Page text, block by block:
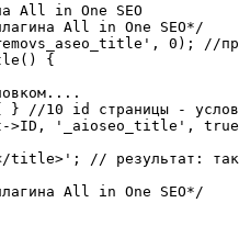
All in One SEO
All in One SEO*/
0); //
{
id страницы -
'_aioseo_title', true); //
// результат: также
All in One SEO*/